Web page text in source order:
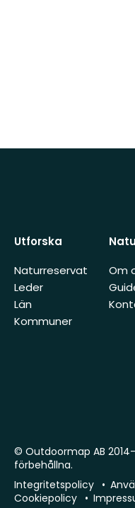
Utforska
Naturreservat
Leder
Län
Kommuner
Om
© Outdoormap AB
förbehållna.
Integritetspolicy
Cookiepolicy